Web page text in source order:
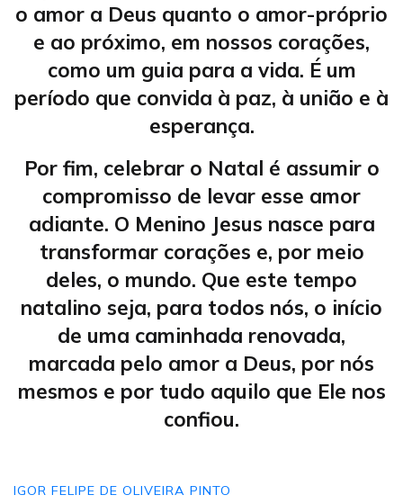
o amor a Deus quanto o amor-próprio
e ao próximo, em nossos corações,
como um guia para a vida. É um
período que convida à paz, à união e à
esperança.
Por fim, celebrar o Natal é assumir o
compromisso de levar esse amor
adiante. O Menino Jesus nasce para
transformar corações e, por meio
deles, o mundo. Que este tempo
natalino seja, para todos nós, o início
de uma caminhada renovada,
marcada pelo amor a Deus, por nós
mesmos e por tudo aquilo que Ele nos
confiou.
IGOR FELIPE DE OLIVEIRA PINTO